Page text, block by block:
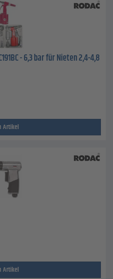
- 6,3 bar für Nieten 2,4-4,8
Artikel
Artikel